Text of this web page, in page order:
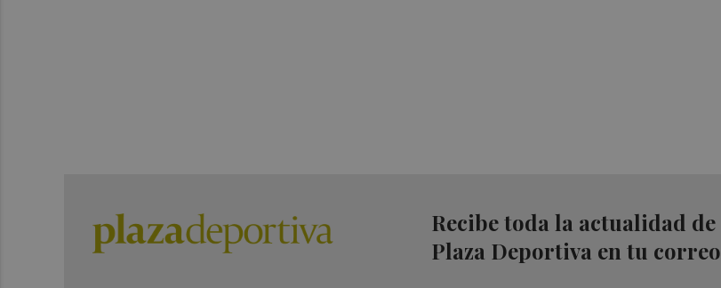
Recibe toda la actualidad de
Plaza Deportiva en tu correo